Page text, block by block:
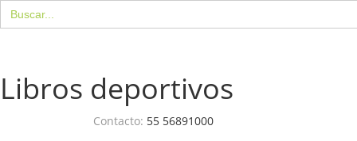
Buscar:
Libros deportivos
Contacto: 55 56891000